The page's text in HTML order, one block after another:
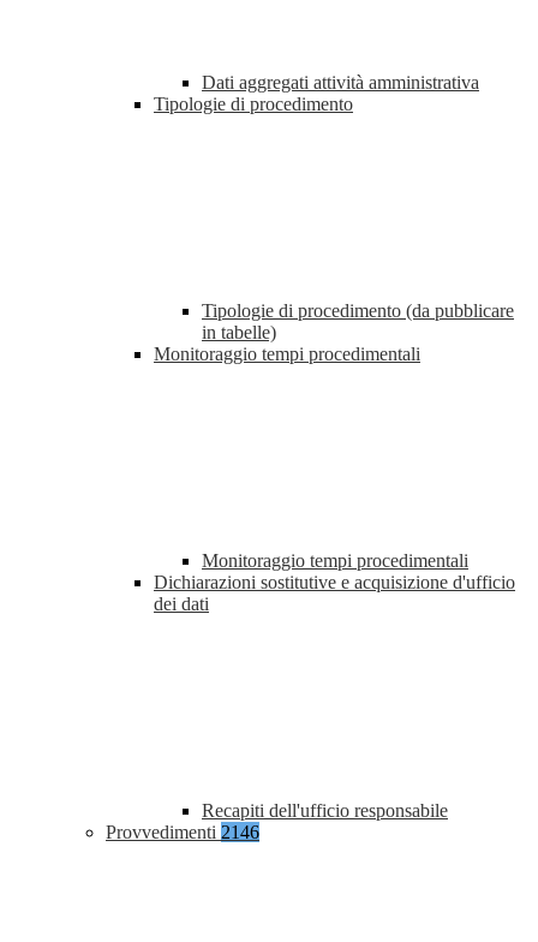
Dati aggregati attività amministrativa
Tipologie di procedimento
Tipologie di procedimento (da pubblicare
in tabelle)
Monitoraggio tempi procedimentali
Monitoraggio tempi procedimentali
Dichiarazioni sostitutive e acquisizione d'ufficio
dei dati
Recapiti dell'ufficio responsabile
Provvedimenti 2146